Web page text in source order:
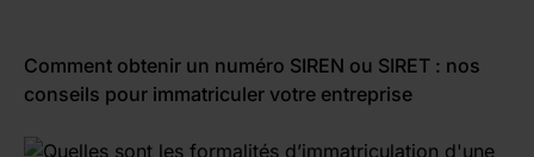
Comment obtenir un numéro SIREN ou SIRET : nos
conseils pour immatriculer votre entreprise